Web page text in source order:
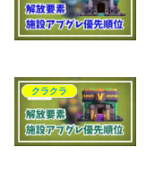
クラクラ